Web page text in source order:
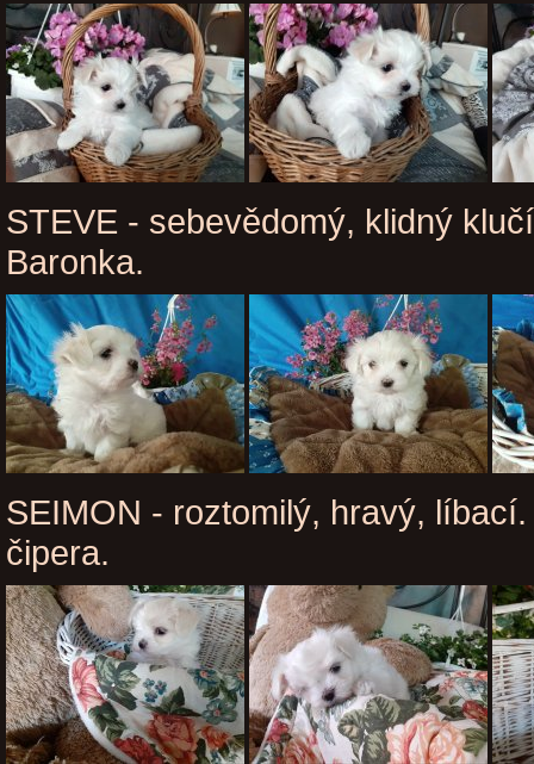
STEVE - sebevědomý, klidný
Baronka.
SEIMON - roztomilý, hravý,
čipera.